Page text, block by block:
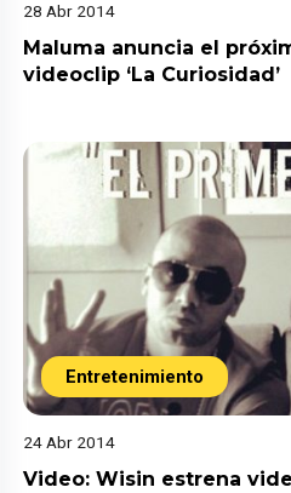
28 Abr 2014
Maluma anuncia el
videoclip ‘La Curiosidad’
Entretenimiento
24 Abr 2014
Video: Wisin estrena